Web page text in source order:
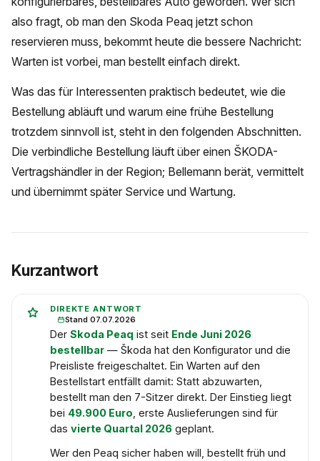
also fragt, ob man den Skoda Peaq jetzt schon
reservieren muss, bekommt heute die bessere Nachricht:
Warten ist vorbei, man bestellt einfach direkt.
Was das für Interessenten praktisch bedeutet, wie die
Bestellung abläuft und warum eine frühe Bestellung
trotzdem sinnvoll ist, steht in den folgenden Abschnitten.
Die verbindliche Bestellung läuft über einen ŠKODA-
Vertragshändler in der Region; Bellemann berät, vermittelt
und übernimmt später Service und Wartung.
Kurzantwort
DIREKTE ANTWORT
Stand 07.07.2026
Der Skoda Peaq ist seit Ende Juni 2026
bestellbar — Škoda hat den Konfigurator und die
Preisliste freigeschaltet. Ein Warten auf den
Bestellstart entfällt damit: Statt abzuwarten,
bestellt man den 7-Sitzer direkt. Der Einstieg liegt
bei 49.900 Euro , erste Auslieferungen sind für
das vierte Quartal 2026 geplant.
Wer den Peaq sicher haben will, bestellt früh und